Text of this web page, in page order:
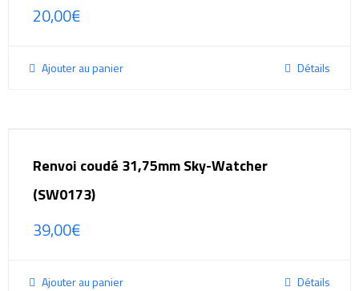
20,00€
Ajouter au panier Détails
Renvoi coudé 31,75mm Sky-Watcher
(SW0173)
39,00€
Ajouter au panier Détails